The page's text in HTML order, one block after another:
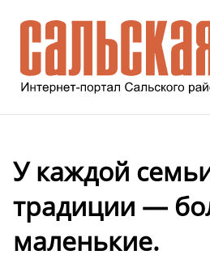
У каждой
традиции —
маленькие.